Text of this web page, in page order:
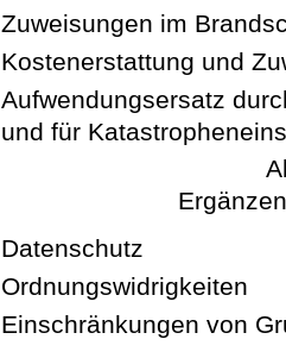
Zuweisungen im
Kostenerstattung und
Aufwendungsersatz
und für
Datenschutz
Ordnungswidrigkeiten
Einschränkungen von